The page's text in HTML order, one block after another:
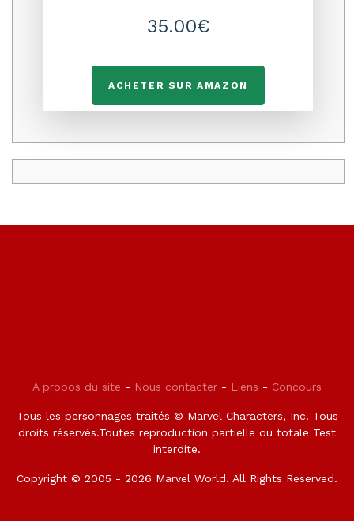
35.00€
ACHETER SUR AMAZON
A propos du site - Nous contacter - Liens - Concours
Tous les personnages traités © Marvel Characters, Inc. Tous
droits réservés.Toutes reproduction partielle ou totale Test
interdite.
Copyright © 2005 - 2026 Marvel World. All Rights Reserved.